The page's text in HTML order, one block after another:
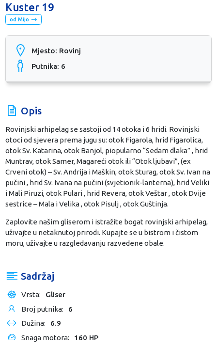
Kuster 19
od Mijo
Mjesto: Rovinj
Putnika: 6
Opis
Rovinjski arhipelag se sastoji od 14 otoka i 6 hridi. Rovinjski
otoci od sjevera prema jugu su: otok Figarola, hrid Figarolica,
otok Sv. Katarina, otok Banjol, piopularno “Sedam dlaka” , hrid
Muntrav, otok Samer, Magareći otok ili “Otok ljubavi”, (ex
Crveni otok) – Sv. Andrija i Maškin, otok Sturag, otok Sv. Ivan na
pučini , hrid Sv. Ivana na pučini (svjetionik-lanterna), hrid Veliki
i Mali Piruzi, otok Pulari , hrid Revera, otok Veštar , otok Dvije
sestrice – Mala i Velika , otok Pisulj , otok Guštinja.
Zaplovite našim gliserom i istražite bogat rovinjski arhipelag,
uživajte u netaknutoj prirodi. Kupajte se u bistrom i čistom
moru, uživajte u razgledavanju razvedene obale.
Sadržaj
Vrsta:
Gliser
Broj putnika:
6
Dužina:
6.9
Snaga motora:
160 HP